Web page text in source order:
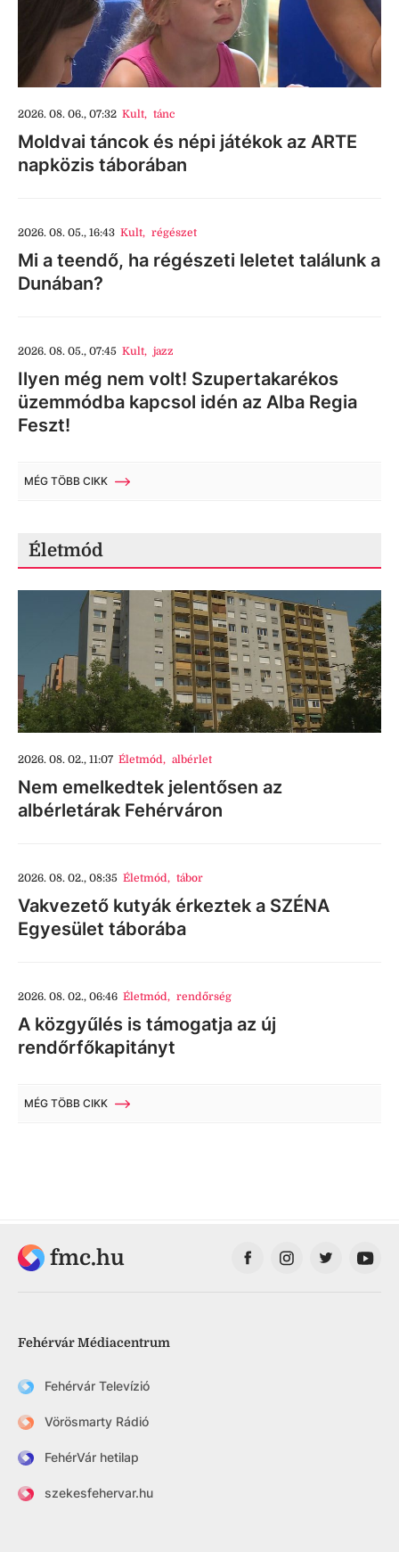
2026. 08. 06., 07:32 Kult, tánc
Moldvai táncok és népi játékok az ARTE
napközis táborában
2026. 08. 05., 16:43 Kult, régészet
Mi a teendő, ha régészeti leletet találunk a
Dunában?
2026. 08. 05., 07:45 Kult, jazz
Ilyen még nem volt! Szupertakarékos
üzemmódba kapcsol idén az Alba Regia
Feszt!
MÉG TÖBB CIKK
Életmód
2026. 08. 02., 11:07 Életmód, albérlet
Nem emelkedtek jelentősen az
albérletárak Fehérváron
2026. 08. 02., 08:35 Életmód, tábor
Vakvezető kutyák érkeztek a SZÉNA
Egyesület táborába
2026. 08. 02., 06:46 Életmód, rendőrség
A közgyűlés is támogatja az új
rendőrfőkapitányt
MÉG TÖBB CIKK
fmc.hu
Fehérvár Médiacentrum
Fehérvár Televízió
Vörösmarty Rádió
FehérVár hetilap
szekesfehervar.hu